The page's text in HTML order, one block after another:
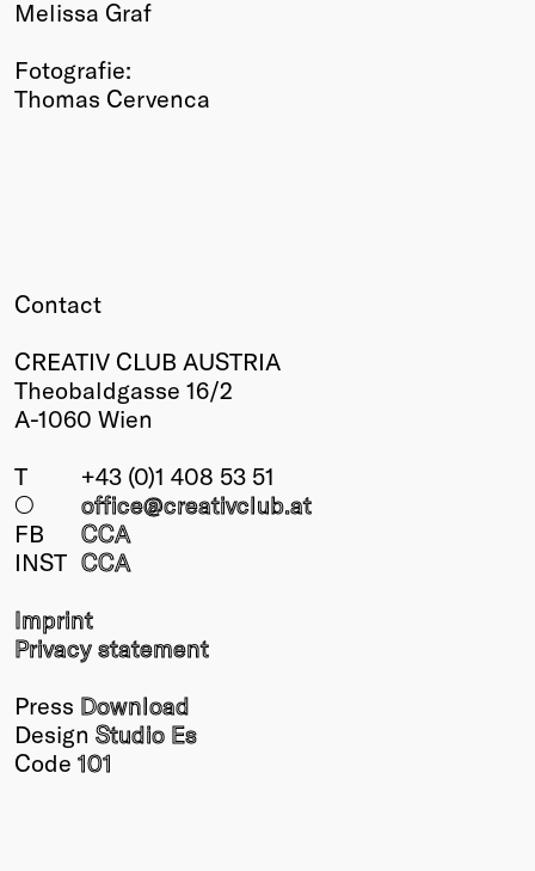
Melissa Graf
Fotografie:
Thomas Cervenca
Contact
CREATIV CLUB AUSTRIA
Theobaldgasse 16/2
A-1060 Wien
T
+43 (0)1 408 53 51
○
office@creativclub.at
FB
CCA
INST CCA
Imprint
Privacy statement
Press Download
Design Studio Es
Code 101